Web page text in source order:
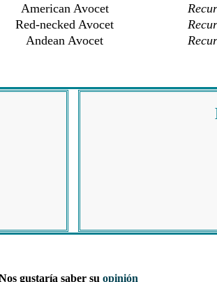
American Avocet
Red-necked Avocet
Andean Avocet
gustaría saber su opinión